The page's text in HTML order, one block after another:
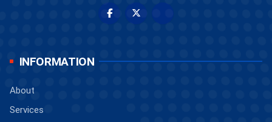
INFORMATION
About
Services